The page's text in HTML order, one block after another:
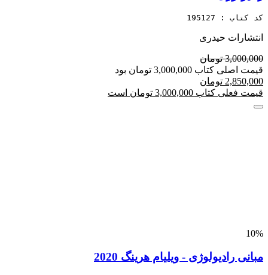
کد کتاب : 195127
انتشارات حیدری
3,000,000 تومان
قیمت اصلی کتاب 3,000,000 تومان بود
2,850,000 تومان
قیمت فعلی کتاب 3,000,000 تومان است
10%
مبانی رادیولوژی - ویلیام هرینگ 2020